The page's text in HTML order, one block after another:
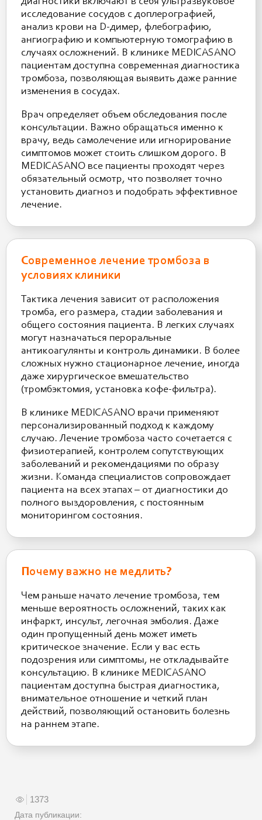
исследование сосудов с доплерографией,
анализ крови на D-димер, флебографию,
ангиографию и компьютерную томографию в
случаях осложнений. В клинике MEDICASANO
пациентам доступна современная диагностика
тромбоза, позволяющая выявить даже ранние
изменения в сосудах.
Врач определяет объем обследования после
консультации. Важно обращаться именно к
врачу, ведь самолечение или игнорирование
симптомов может стоить слишком дорого. В
MEDICASANO все пациенты проходят через
обязательный осмотр, что позволяет точно
установить диагноз и подобрать эффективное
лечение.
Современное лечение тромбоза в
условиях клиники
Тактика лечения зависит от расположения
тромба, его размера, стадии заболевания и
общего состояния пациента. В легких случаях
могут назначаться пероральные
антикоагулянты и контроль динамики. В более
сложных нужно стационарное лечение, иногда
даже хирургическое вмешательство
(тромбэктомия, установка кофе-фильтра).
В клинике MEDICASANO врачи применяют
персонализированный подход к каждому
случаю. Лечение тромбоза часто сочетается с
физиотерапией, контролем сопутствующих
заболеваний и рекомендациями по образу
жизни. Команда специалистов сопровождает
пациента на всех этапах – от диагностики до
полного выздоровления, с постоянным
мониторингом состояния.
Почему важно не медлить?
Чем раньше начато лечение тромбоза, тем
меньше вероятность осложнений, таких как
инфаркт, инсульт, легочная эмболия. Даже
один пропущенный день может иметь
критическое значение. Если у вас есть
подозрения или симптомы, не откладывайте
консультацию. В клинике MEDICASANO
пациентам доступна быстрая диагностика,
внимательное отношение и четкий план
действий, позволяющий остановить болезнь
на раннем этапе.
1373
Дата публикации: